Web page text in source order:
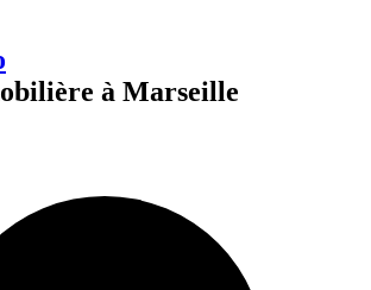
à Marseille